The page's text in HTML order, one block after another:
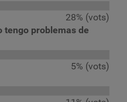
28% (vots)
tengo problemas de
5% (vots)